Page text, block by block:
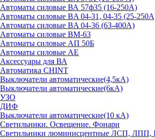
Автоматы силовые ВА 57ф35 (16-250А)
Автоматы силовые BA 04-31, 04-35 (25-
Автоматы силовые BA 04-36 (63-400А)
Автоматы силовые ВМ-63
Автоматы силовые АП 50Б
Автоматы силовые АЕ
Аксессуары для ВА
Автоматика CHINT
Выключатели автоматические(4,5кА)
Выключатели автоматические(6кА)
УЗО
ДИФ
Выключатели автоматические(10 кА)
Светильники. Освещение. Фонари
Светильники люминисцентные ЛСП,